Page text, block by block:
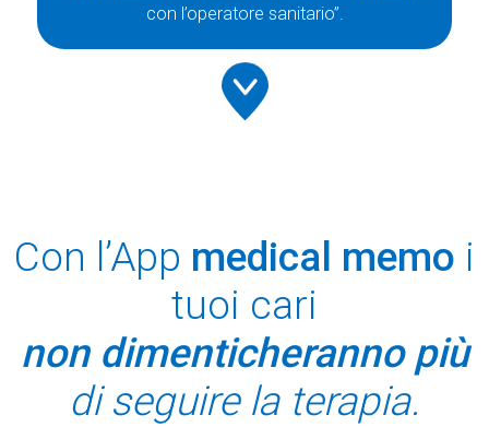
con l’operatore sanitario”.
Con l’App medical memo i
tuoi cari
non dimenticheranno più
di seguire la terapia.